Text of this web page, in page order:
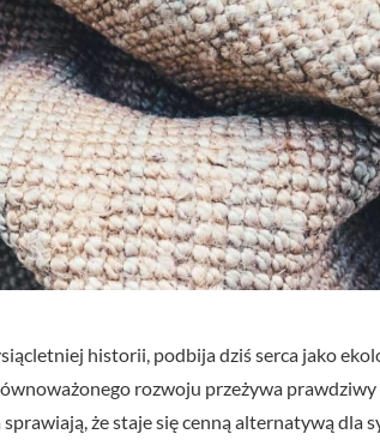
historii, podbija dziś serca jako
rozwoju przeżywa
że staje się cenną alternatywą dla